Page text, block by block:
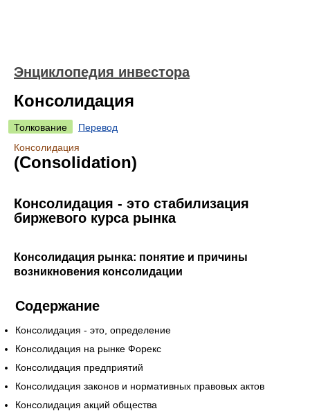
Энциклопедия инвестора
Консолидация
Толкование
Перевод
Консолидация
(Consolidation)
Консолидация - это стабилизация
биржевого курса рынка
Консолидация рынка: понятие и причины
возникновения консолидации
Содержание
Консолидация - это, определение
Консолидация на рынке Форекс
Консолидация предприятий
Консолидация законов и нормативных правовых актов
Консолидация акций общества